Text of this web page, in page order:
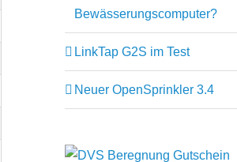
Bewässerungscomputer?
LinkTap G2S im Test
Neuer OpenSprinkler 3.4